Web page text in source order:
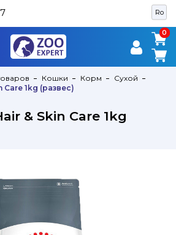
Ro
0
0
Кошки Корм
Сухой
Care 1kg (развес)
& Skin Care 1kg